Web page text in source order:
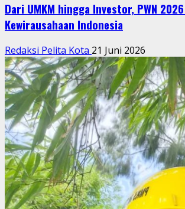
Dari UMKM hingga Investor, PWN
Kewirausahaan Indonesia
Redaksi Pelita Kota 21 Juni 2026